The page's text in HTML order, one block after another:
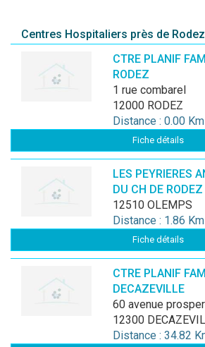
Centres Hospitaliers près de Rodez
CTRE PLANIF
RODEZ
1 rue combarel
12000 RODEZ
Distance : 0.00 Km
Fiche détails
LES PEYRIERES
DU CH DE RODEZ
12510 OLEMPS
Distance : 1.86 Km
Fiche détails
CTRE PLANIF
DECAZEVILLE
60 avenue
12300
Distance : 34.82